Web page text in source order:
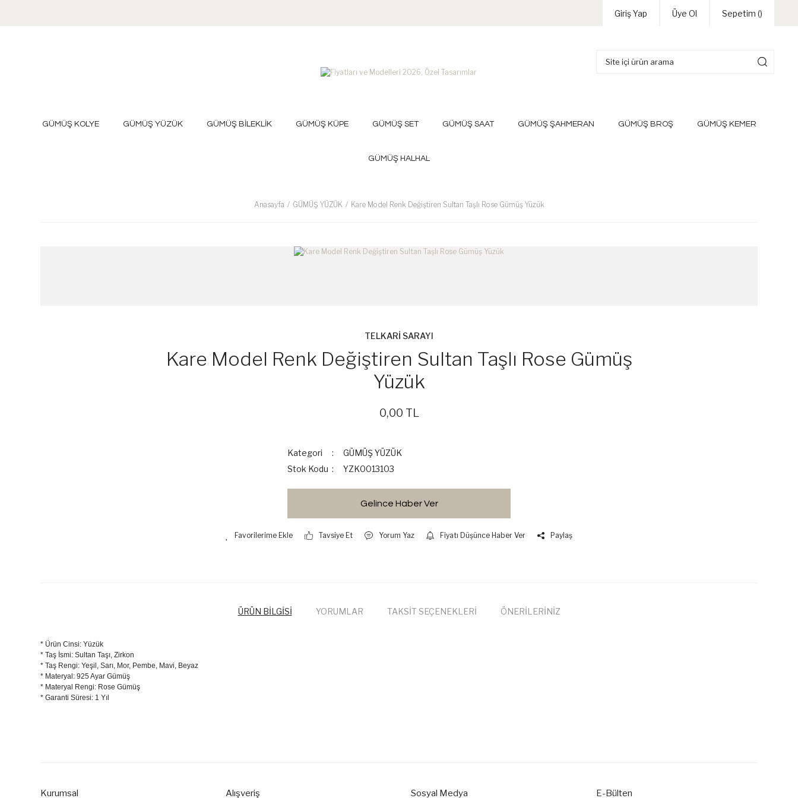
Giriş Yap Üye Ol Sepetim ()
GÜMÜŞ KOLYE GÜMÜŞ YÜZÜK GÜMÜŞ BİLEKLİK GÜMÜŞ KÜPE GÜMÜŞ SET GÜMÜŞ SAAT GÜMÜŞ ŞAHMERAN GÜMÜŞ BROŞ GÜMÜŞ KEMER
GÜMÜŞ HALHAL
Anasayfa GÜMÜŞ YÜZÜK Kare Model Renk Değiştiren Sultan Taşlı Rose Gümüş Yüzük
TELKARİ SARAYI
Kare Model Renk Değiştiren Sultan Taşlı Rose Gümüş
Yüzük
0,00 TL
Kategori
GÜMÜŞ YÜZÜK
Stok Kodu
YZK0013103
Gelince Haber Ver
Tavsiye Et Yorum Yaz Fiyatı Düşünce Haber Ver Paylaş
ÜRÜN BİLGİSİ YORUMLAR TAKSİT SEÇENEKLERİ ÖNERİLERİNİZ
* Ürün Cinsi: Yüzük
* Taş İsmi: Sultan Taşı, Zirkon
* Taş Rengi: Yeşil, Sarı, Mor, Pembe, Mavi, Beyaz
* Materyal: 925 Ayar Gümüş
* Materyal Rengi: Rose Gümüş
* Garanti Süresi: 1 Yıl
Ürün bilgilerinde hatalar bulunuyor.
Kurumsal Alışveriş Sosyal Medya E-Bülten